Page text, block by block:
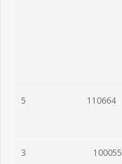
5 110664
3 100055